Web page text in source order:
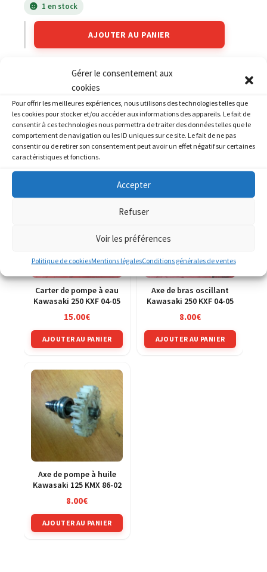
Gérer le consentement aux
cookies
Pour offrir les meilleures expériences, nous utilisons des technologies telles que
les cookies pour stocker et/ou accéder aux informations des appareils. Le fait de
consentir à ces technologies nous permettra de traiter des données telles que le
comportement de navigation ou les ID uniques sur ce site. Le fait de ne pas
consentir ou de retirer son consentement peut avoir un effet négatif sur certaines
caractéristiques et fonctions.
Accepter
Refuser
Voir les préférences
Politique de cookiesMentions légalesConditions générales de ventes
1 en stock
AJOUTER AU PANIER
KAWASAKI, KAWASAKI GPX 750 R
PRODUITS SIMILAIRES
Carter de pompe à eau
Kawasaki 250 KXF 04-05
15.00€
AJOUTER AU PANIER
Axe de bras oscillant
Kawasaki 250 KXF 04-05
8.00€
AJOUTER AU PANIER
Axe de pompe à huile
Kawasaki 125 KMX 86-02
8.00€
AJOUTER AU PANIER